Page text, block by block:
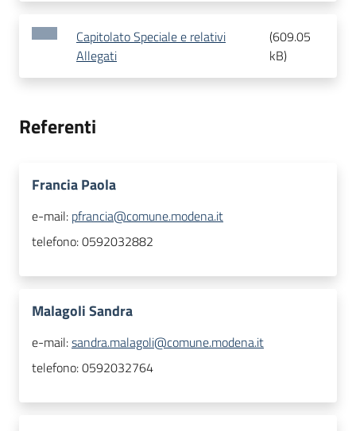
Capitolato Speciale e relativi
Allegati
(609.05
kB)
Referenti
Francia Paola
e-mail: pfrancia@comune.modena.it
telefono:0592032882
Malagoli Sandra
e-mail:sandra.malagoli@comune.modena.it
telefono:0592032764